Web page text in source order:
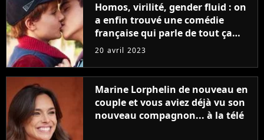
Homos, virilité, gender fluid : on
a enfin trouvé une comédie
française qui parle de tout ça
sans être super ringarde
20 avril 2023
Marine Lorphelin de nouveau en
couple et vous aviez déjà vu son
nouveau compagnon... à la télé